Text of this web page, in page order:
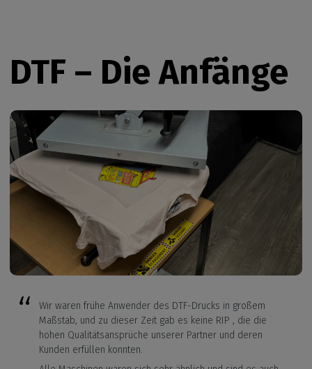
DTF – Die Anfänge
Wir waren frühe Anwender des DTF-Drucks in großem
Maßstab, und zu dieser Zeit gab es keine RIP , die die
hohen Qualitätsansprüche unserer Partner und deren
Kunden erfüllen konnten.